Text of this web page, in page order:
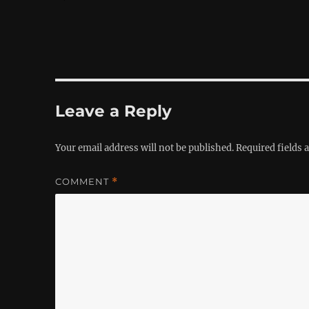
Leave a Reply
Your email address will not be published.Required fields
COMMENT *